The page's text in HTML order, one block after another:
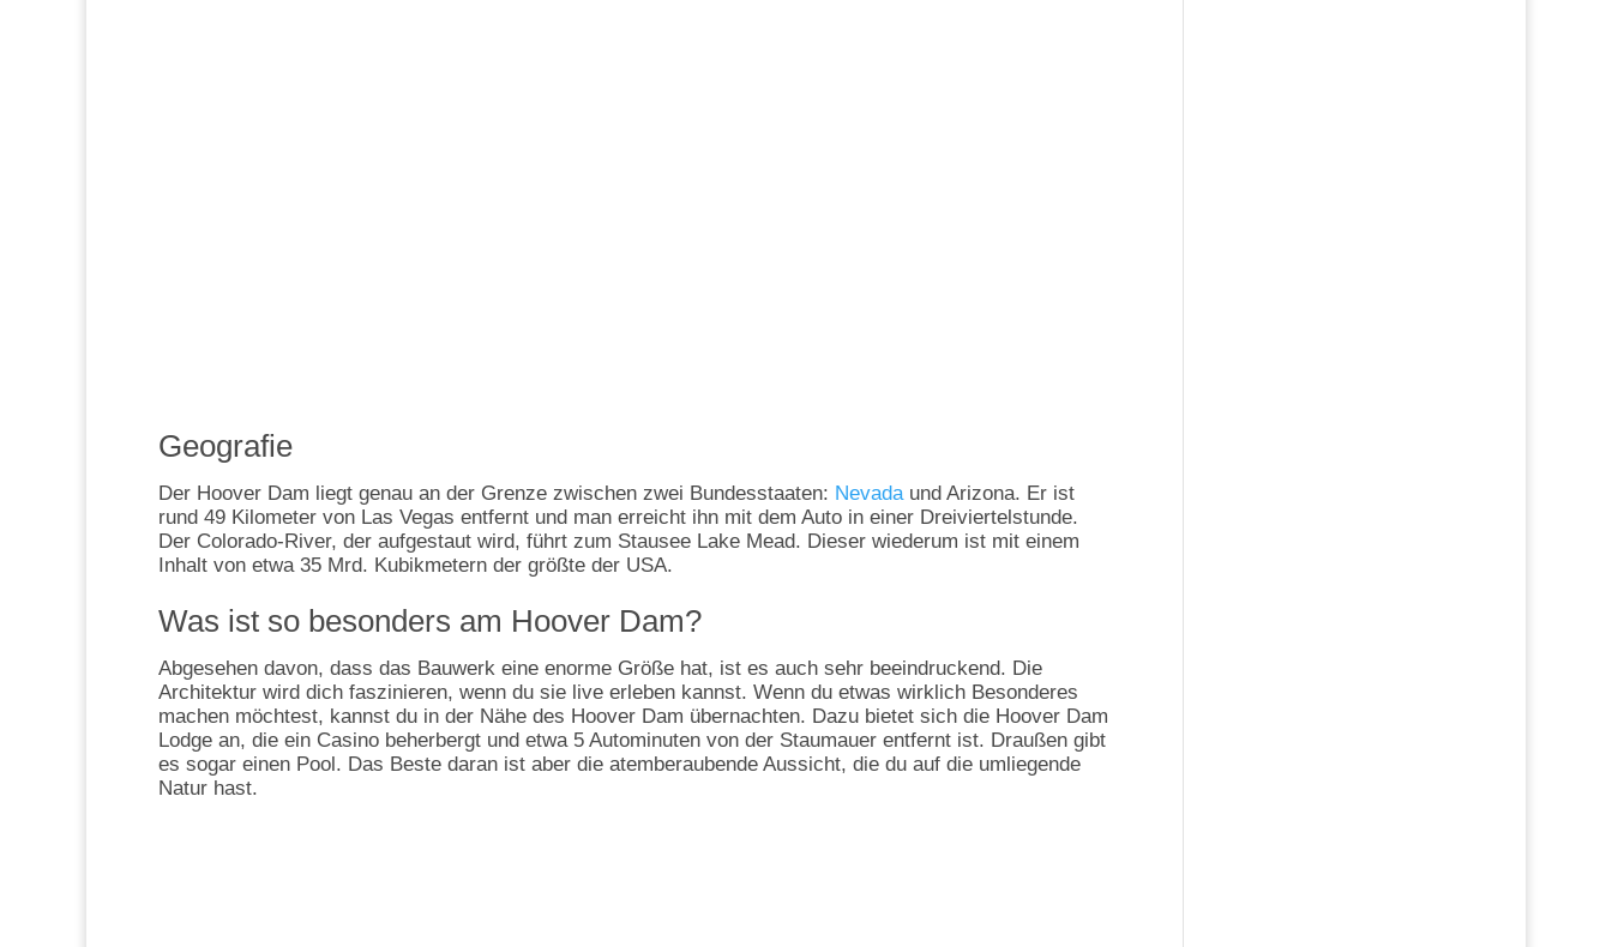
Geografie
Der Hoover Dam liegt genau an der Grenze zwischen zwei Bundesstaaten: Nevadaund Arizona. Er ist
rund 49 Kilometer von Las Vegas entfernt und man erreicht ihn mit dem Auto in einer Dreiviertelstunde.
Der Colorado-River, der aufgestaut wird, führt zum Stausee Lake Mead. Dieser wiederum ist mit einem
Inhalt von etwa 35 Mrd. Kubikmetern der größte der USA.
Was ist so besonders am Hoover Dam?
Abgesehen davon, dass das Bauwerk eine enorme Größe hat, ist es auch sehr beeindruckend. Die
Architektur wird dich faszinieren, wenn du sie live erleben kannst. Wenn du etwas wirklich Besonderes
machen möchtest, kannst du in der Nähe des Hoover Dam übernachten. Dazu bietet sich die Hoover Dam
Lodge an, die ein Casino beherbergt und etwa 5 Autominuten von der Staumauer entfernt ist. Draußen gibt
es sogar einen Pool. Das Beste daran ist aber die atemberaubende Aussicht, die du auf die umliegende
Natur hast.